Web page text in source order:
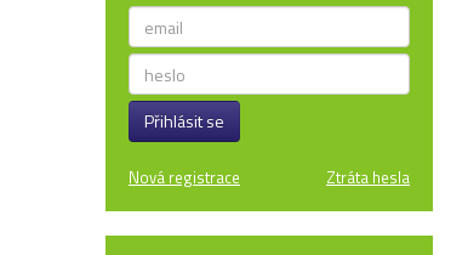
Přihlásit se
Nová registrace Ztráta hesla